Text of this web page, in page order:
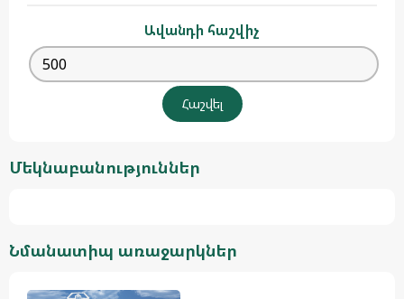
Ավանդի հաշվիչ
Մեկնաբանություններ
Նմանատիպ առաջարկներ